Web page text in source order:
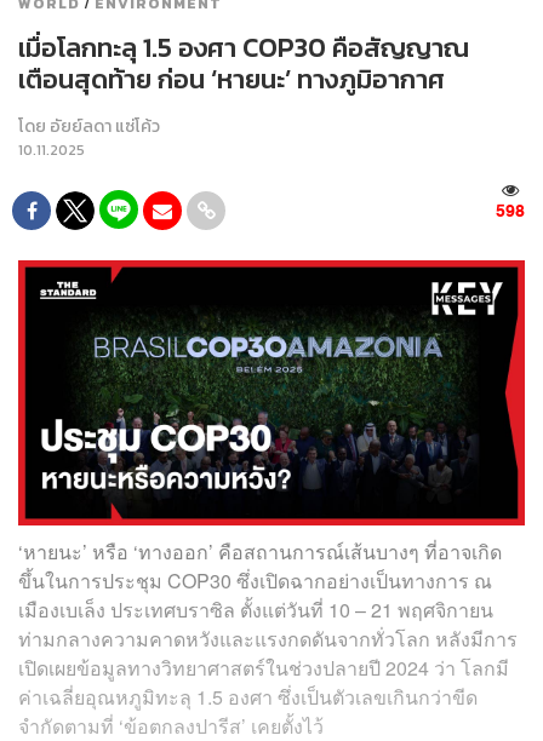
เมื่อโลกทะลุ 1.5 องศา COP30 คือสัญญาณ
เตือนสุดท้าย ก่อน ‘หายนะ’ ทางภูมิอากาศ
โดย อัยย์ลดา แซ่โค้ว
10.11.2025
598
‘หายนะ’ หรือ ‘ทางออก’ คือสถานการณ์เส้นบางๆ ที่อาจเกิด
ขึ้นในการประชุม COP30 ซึ่งเปิดฉากอย่างเป็นทางการ ณ
เมืองเบเล็ง ประเทศบราซิล ตั้งแต่วันที่ 10 – 21 พฤศจิกายน
ท่ามกลางความคาดหวังและแรงกดดันจากทั่วโลก หลังมีการ
เปิดเผยข้อมูลทางวิทยาศาสตร์ในช่วงปลายปี 2024 ว่า โลกมี
ค่าเฉลี่ยอุณหภูมิทะลุ 1.5 องศา ซึ่งเป็นตัวเลขเกินกว่าขีด
จำกัดตามที่ ‘ข้อตกลงปารีส’ เคยตั้งไว้